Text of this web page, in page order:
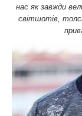
нас як завжди
світшотів,